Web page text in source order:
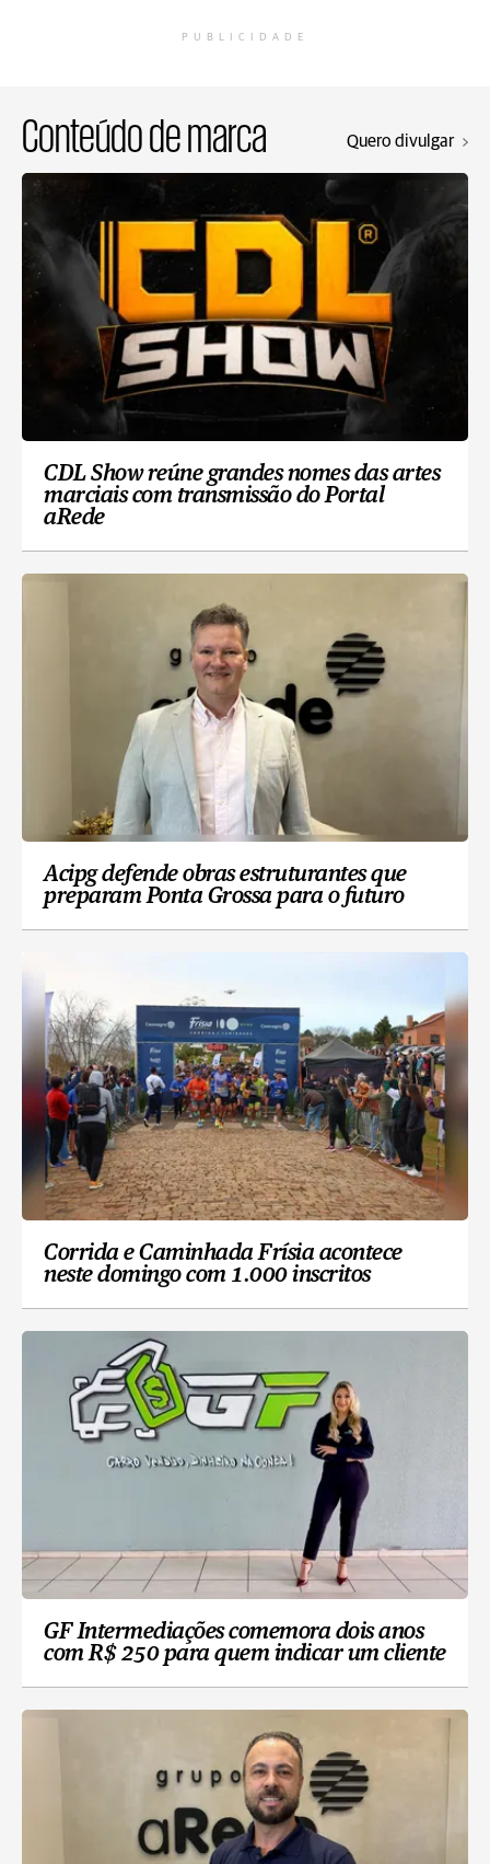
PUBLICIDADE
Conteúdo de marca Quero divulgar
CDL Show reúne grandes nomes das artes
marciais com transmissão do Portal
aRede
Acipg defende obras estruturantes que
preparam Ponta Grossa para o futuro
Corrida e Caminhada Frísia acontece
neste domingo com 1.000 inscritos
GF Intermediações comemora dois anos
com R$ 250 para quem indicar um cliente